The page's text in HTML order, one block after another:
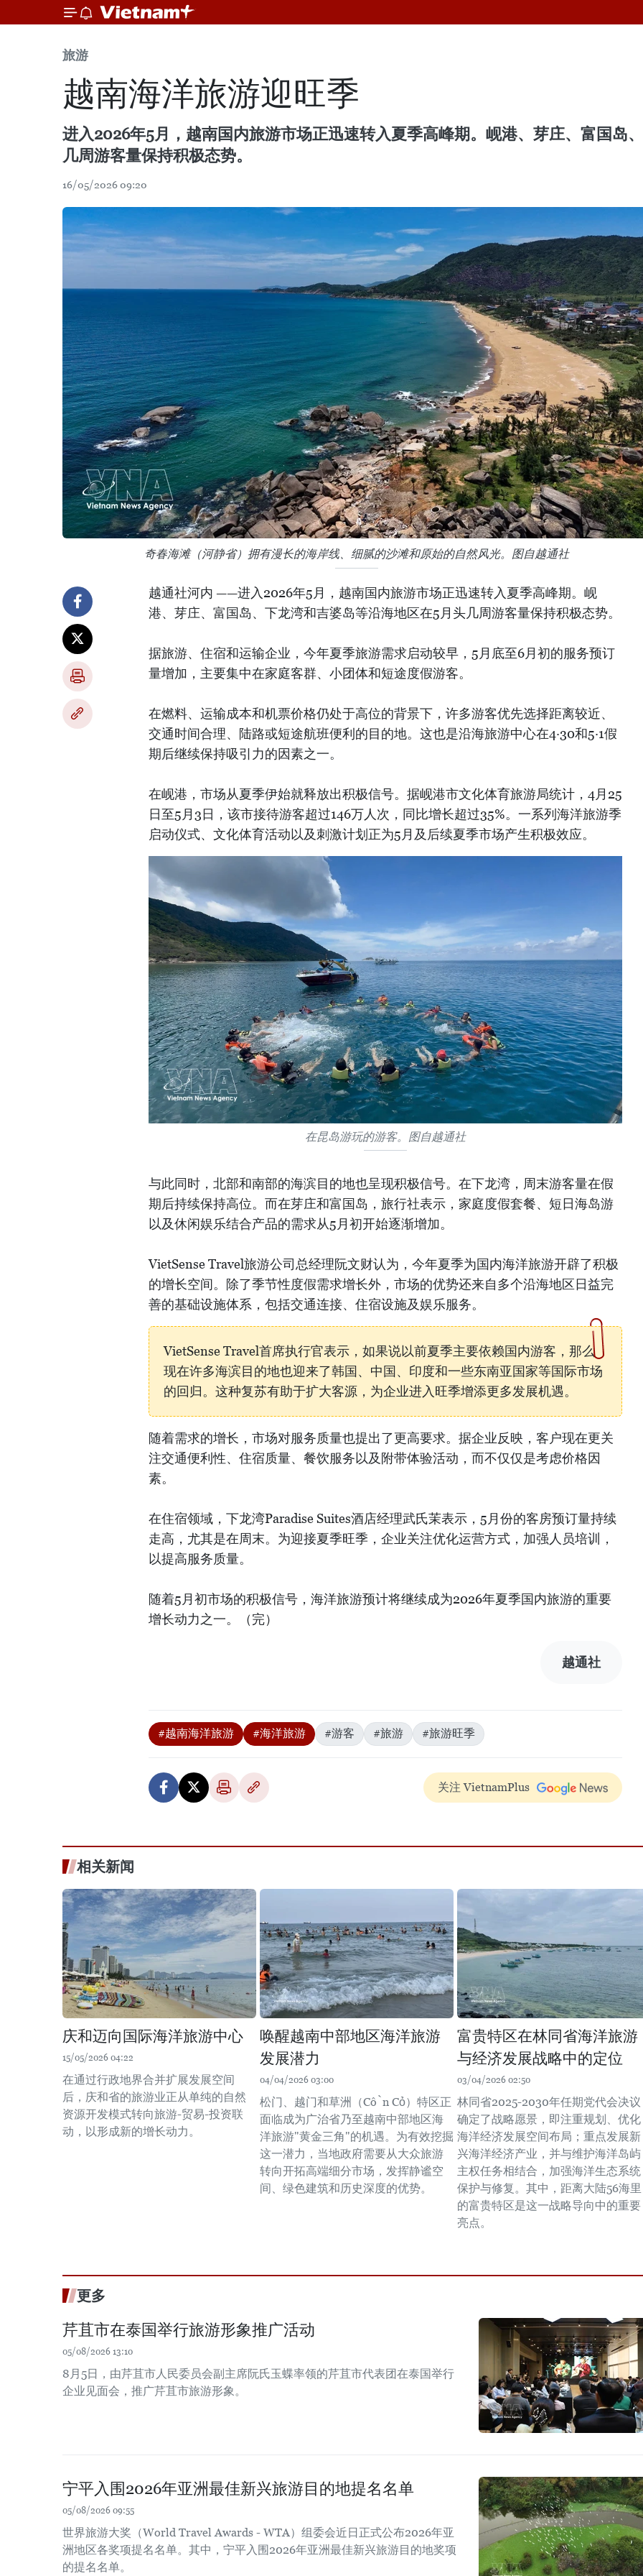
旅游
越南海洋旅游迎旺季
进入2026年5月，越南国内旅游市场正迅速转入夏季高峰期。岘港、芽庄、富国岛
几周游客量保持积极态势。
16/05/2026 09:20
奇春海滩（河静省）拥有漫长的海岸线、细腻的沙滩和原始的自然风光。图自越通社
越通社河内 ——进入2026年5月，越南国内旅游市场正迅速转入夏季高峰期。岘
港、芽庄、富国岛、下龙湾和吉婆岛等沿海地区在5月头几周游客量保持积极态势。
据旅游、住宿和运输企业，今年夏季旅游需求启动较早，5月底至6月初的服务预订
量增加，主要集中在家庭客群、小团体和短途度假游客。
在燃料、运输成本和机票价格仍处于高位的背景下，许多游客优先选择距离较近、
交通时间合理、陆路或短途航班便利的目的地。这也是沿海旅游中心在4·30和5·1假
期后继续保持吸引力的因素之一。
在岘港，市场从夏季伊始就释放出积极信号。据岘港市文化体育旅游局统计，4月25
日至5月3日，该市接待游客超过146万人次，同比增长超过35%。一系列海洋旅游季
启动仪式、文化体育活动以及刺激计划正为5月及后续夏季市场产生积极效应。
在昆岛游玩的游客。图自越通社
与此同时，北部和南部的海滨目的地也呈现积极信号。在下龙湾，周末游客量在假
期后持续保持高位。而在芽庄和富国岛，旅行社表示，家庭度假套餐、短日海岛游
以及休闲娱乐结合产品的需求从5月初开始逐渐增加。
VietSense Travel旅游公司总经理阮文财认为，今年夏季为国内海洋旅游开辟了积极
的增长空间。除了季节性度假需求增长外，市场的优势还来自多个沿海地区日益完
善的基础设施体系，包括交通连接、住宿设施及娱乐服务。
VietSense Travel首席执行官表示，如果说以前夏季主要依赖国内游客，那么
现在许多海滨目的地也迎来了韩国、中国、印度和一些东南亚国家等国际市场
的回归。这种复苏有助于扩大客源，为企业进入旺季增添更多发展机遇。
随着需求的增长，市场对服务质量也提出了更高要求。据企业反映，客户现在更关
注交通便利性、住宿质量、餐饮服务以及附带体验活动，而不仅仅是考虑价格因
素。
在住宿领域，下龙湾Paradise Suites酒店经理武氏茉表示，5月份的客房预订量持续
走高，尤其是在周末。为迎接夏季旺季，企业关注优化运营方式，加强人员培训，
以提高服务质量。
随着5月初市场的积极信号，海洋旅游预计将继续成为2026年夏季国内旅游的重要
增长动力之一。（完）
越通社
#越南海洋旅游 #海洋旅游 #游客 #旅游 #旅游旺季
关注 VietnamPlus
相关新闻
庆和迈向国际海洋旅游中心
15/05/2026 04:22
在通过行政地界合并扩展发展空间
后，庆和省的旅游业正从单纯的自然
资源开发模式转向旅游-贸易-投资联
动，以形成新的增长动力。
唤醒越南中部地区海洋旅游
发展潜力
04/04/2026 03:00
松门、越门和草洲（Cồn Cỏ）特区正
面临成为广治省乃至越南中部地区海
洋旅游"黄金三角"的机遇。为有效挖掘
这一潜力，当地政府需要从大众旅游
转向开拓高端细分市场，发挥静谧空
间、绿色建筑和历史深度的优势。
富贵特区在林同省海洋旅游
与经济发展战略中的定位
03/04/2026 02:50
林同省2025-2030年任期党代会决议
确定了战略愿景，即注重规划、优化
海洋经济发展空间布局；重点发展新
兴海洋经济产业，并与维护海洋岛屿
主权任务相结合，加强海洋生态系统
保护与修复。其中，距离大陆56海里
的富贵特区是这一战略导向中的重要
亮点。
更多
芹苴市在泰国举行旅游形象推广活动
05/08/2026 13:10
8月5日，由芹苴市人民委员会副主席阮氏玉蝶率领的芹苴市代表团在泰国举行
企业见面会，推广芹苴市旅游形象。
宁平入围2026年亚洲最佳新兴旅游目的地提名名单
05/08/2026 09:55
世界旅游大奖（World Travel Awards - WTA）组委会近日正式公布2026年亚
洲地区各奖项提名名单。其中，宁平入围2026年亚洲最佳新兴旅游目的地奖项
的提名名单。